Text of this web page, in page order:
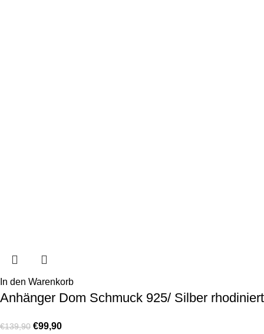
In den Warenkorb
Anhänger Dom Schmuck 925/ Silber rhodiniert
€139,90 €99,90